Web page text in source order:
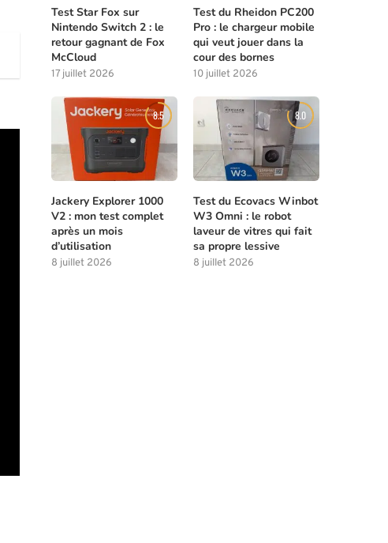
Test Star Fox sur
Nintendo Switch 2 : le
retour gagnant de Fox
McCloud
17 juillet 2026
Test du Rheidon PC200
Pro : le chargeur mobile
qui veut jouer dans la
cour des bornes
10 juillet 2026
8.5
Jackery Explorer 1000
V2 : mon test complet
après un mois
d’utilisation
8 juillet 2026
8.0
Test du Ecovacs Winbot
W3 Omni : le robot
laveur de vitres qui fait
sa propre lessive
8 juillet 2026